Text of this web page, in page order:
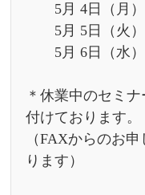
5月 4日（月
5月 5日（火
5月 6日（水
＊休業中のセミ
付けております。
（FAXからのお
ります）